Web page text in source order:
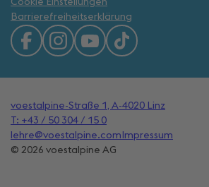
Cookie Einstellungen
Barrierefreiheitserklärung
© 2026 voestalpine AG
voestalpine-Straße 1, A-4020 Linz
T: +43 / 50 304 / 15 0
lehre@voestalpine.com Impressum